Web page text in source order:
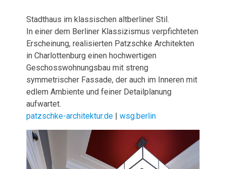
Stadthaus im klassischen altberliner Stil.
In einer dem Berliner Klassizismus verpfichteten
Erscheinung, realisierten Patzschke Architekten
in Charlottenburg einen hochwertigen
Geschosswohnungsbau mit streng
symmetrischer Fassade, der auch im Inneren mit
edlem Ambiente und feiner Detailplanung
aufwartet.
patzschke-architektur.de |wsg.berlin